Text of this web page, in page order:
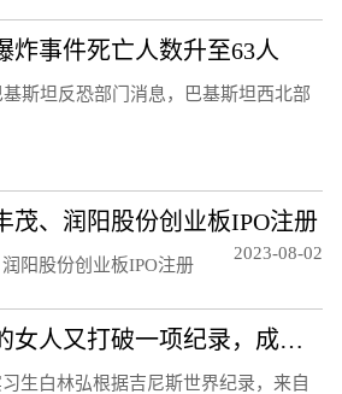
炸事件死亡人数升至63人
斯坦反恐部门消息，巴基斯坦西北部
茂、润阳股份创业板IPO注册
阳股份创业板IPO注册
2023-08-02
世界上嘴巴最大的女人又打破一项纪录，成为嘴巴最宽的女性，可以轻松塞进一整盒薯条
生白林弘根据吉尼斯世界纪录，来自